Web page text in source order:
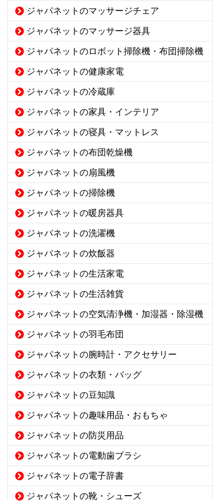
ジャパネットのマッサージチェア
ジャパネットのマッサージ器具
ジャパネットのロボット掃除機・布団掃除機
ジャパネットの健康家電
ジャパネットの冷蔵庫
ジャパネットの家具・インテリア
ジャパネットの寝具・マットレス
ジャパネットの布団乾燥機
ジャパネットの扇風機
ジャパネットの掃除機
ジャパネットの暖房器具
ジャパネットの洗濯機
ジャパネットの炊飯器
ジャパネットの生活家電
ジャパネットの生活雑貨
ジャパネットの空気清浄機・加湿器・除湿機
ジャパネットの羽毛布団
ジャパネットの腕時計・アクセサリー
ジャパネットの衣類・バッグ
ジャパネットの豆知識
ジャパネットの趣味用品・おもちゃ
ジャパネットの防災用品
ジャパネットの電動歯ブラシ
ジャパネットの電子辞書
ジャパネットの靴・シューズ